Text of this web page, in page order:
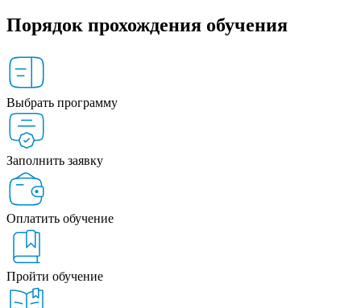
Порядок прохождения обучения
Выбрать программу
Заполнить заявку
Оплатить обучение
Пройти обучение